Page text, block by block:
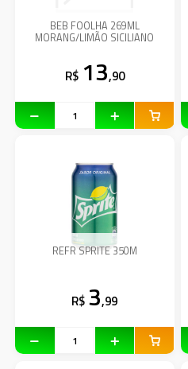
BEB FOOLHA 269ML
MORANG/LIMÃO SICILIANO
R$ 13,90
REFR SPRITE 350M
R$ 3,99